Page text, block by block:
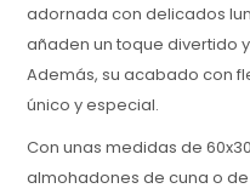
adornada con delicados
añaden un toque divertido
Además, su acabado con
único y especial.
Con unas medidas de
almohadones de cuna o